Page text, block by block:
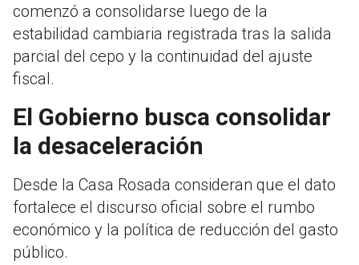
comenzó a consolidarse luego de la
estabilidad cambiaria registrada tras la salida
parcial del cepo y la continuidad del ajuste
fiscal.
El Gobierno busca consolidar
la desaceleración
Desde la Casa Rosada consideran que el dato
fortalece el discurso oficial sobre el rumbo
económico y la política de reducción del gasto
público.